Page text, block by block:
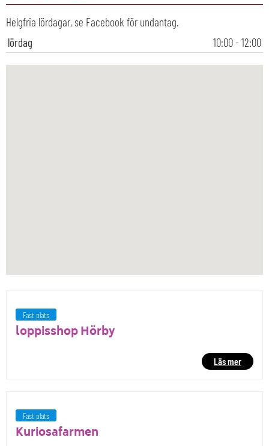
Helgfria lördagar, se Facebook för undantag.
lördag
10:00 - 12:00
Fast plats
loppisshop Hörby
Läs mer
Fast plats
Kuriosafarmen